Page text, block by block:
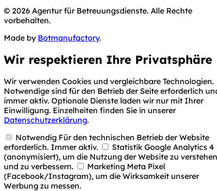
© 2026 Agentur für Betreuungsdienste. Alle Rechte
vorbehalten.
Made by Botmanufactory.
Wir respektieren Ihre Privatsphäre
Wir verwenden Cookies und vergleichbare Technologien.
Notwendige sind für den Betrieb der Seite erforderlich
immer aktiv. Optionale Dienste laden wir nur mit Ihrer
Einwilligung. Einzelheiten finden Sie in unserer
Datenschutzerklärung.
Notwendig Für den technischen Betrieb der Website
erforderlich. Immer aktiv.
Statistik Google Analytics 4
(anonymisiert), um die Nutzung der Website zu verstehen
und zu verbessern.
Marketing Meta Pixel
(Facebook/Instagram), um die Wirksamkeit unserer
Werbung zu messen.